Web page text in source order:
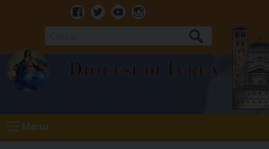
Facebook
TwitterYoutubeInstagram
Diocesi di Ivrea
Menu